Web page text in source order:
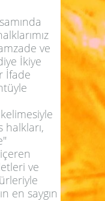
ve
İkiye
İfade
halkları,
ve
еn saygın